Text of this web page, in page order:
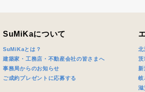
SuMiKaについて
SuMiKaとは？
建築家・工務店・不動産会社の皆さまへ
事務局からのお知らせ
ご成約プレゼントに応募する
北
茨
新
岐
滋